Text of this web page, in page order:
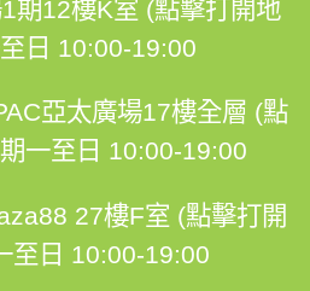
期12樓K室 (點擊打開地
日 10:00-19:00
亞太廣場17樓全層 (點
一至日 10:00-19:00
27樓F室 (點擊打開
至日 10:00-19:00